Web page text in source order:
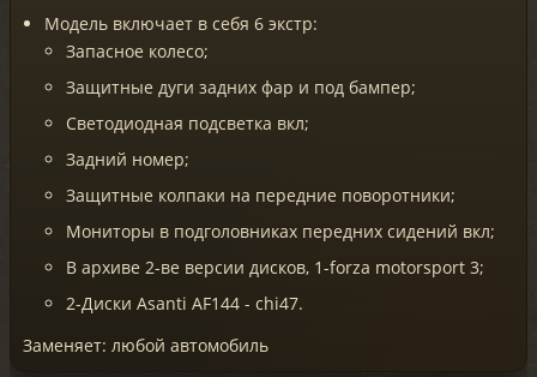
Модель включает в себя 6 экстр:
Запасное колесо;
Защитные дуги задних фар и под бампер;
Светодиодная подсветка вкл;
Задний номер;
Защитные колпаки на передние поворотники;
Мониторы в подголовниках передних сидений вкл;
В архиве 2-ве версии дисков, 1-forza motorsport 3;
2-Диски Asanti AF144 - chi47.
Заменяет: любой автомобиль